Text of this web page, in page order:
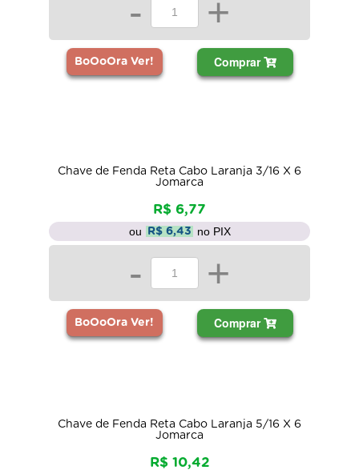
- +
BoOoOra Ver! Comprar
Chave de Fenda Reta Cabo Laranja 3/16 X 6
Jomarca
R$ 6,77
ou R$ 6,43 no PIX
- +
BoOoOra Ver! Comprar
Chave de Fenda Reta Cabo Laranja 5/16 X 6
Jomarca
R$ 10,42